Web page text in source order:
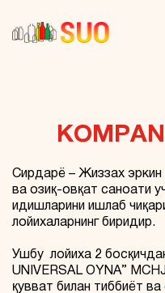
Сирдарё – Жиззах эркин
ва озиқ-овқат саноати
идишларини ишлаб
лойихаларнинг биридир.
Ушбу лойиха 2
UNIVERSAL OYNA”
қувват билан тиббиёт